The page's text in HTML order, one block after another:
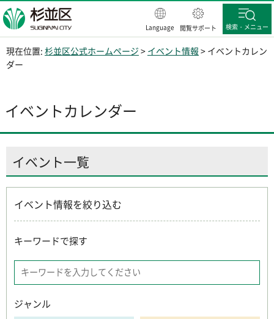
杉並区
Language 閲覧サポート 検索・メニュー
現在位置: 杉並区公式ホームページ > イベント情報 > イベントカレン
ダー
イベントカレンダー
イベント一覧
イベント情報を絞り込む
キーワードで探す
ジャンル